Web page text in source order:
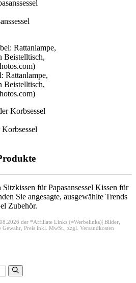
Rattanlampe,
Beistelltisch,
für Papasansessel Kissen für
Sie angesagte, ausgewählte Trends
Zubehör.
der *Affiliate Links (=Werbelinks)| Bilder,
Gewähr, Preis inkl. MwSt., zzgl. Versandkosten